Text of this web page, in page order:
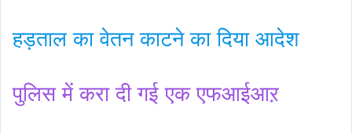
हड़ताल का वेतन काटने का दिया आदेश
पुलिस में करा दी गई एक एफआईआऱ